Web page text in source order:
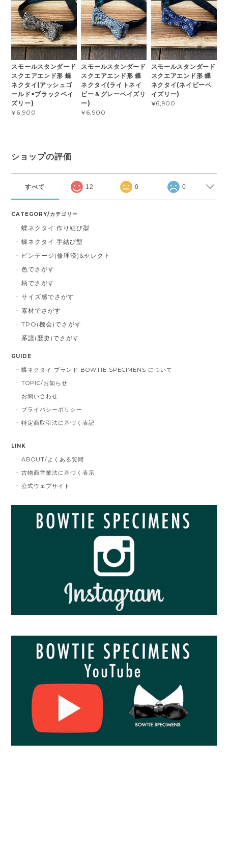
スモールスタンダード
スクエアエンド形 蝶
ネクタイ(アッシュゴ
ールド×ブラックペイ
ズリー)
¥6,900
スモールスタンダード
スクエアエンド形 蝶
ネクタイ(ライトネイ
ビー＆グレーペイズリ
ー)
¥6,900
スモールスタンダード
スクエアエンド形 蝶
ネクタイ(ネイビーペ
イズリー)
¥6,900
ショップの評価
すべて 12 0 0
CATEGORY/カテゴリー
蝶ネクタイ 作り結び型
蝶ネクタイ 手結び型
ビンテージ(修理済)&セレクト
色でさがす
柄でさがす
サイズ感でさがす
素材でさがす
TPO(機会)でさがす
系譜(歴史)でさがす
GUIDE
蝶ネクタイ ブランド BOWTIE SPECIMENS について
TOPIC/お知らせ
お問い合わせ
プライバシーポリシー
特定商取引法に基づく表記
LINK
ABOUT/よくある質問
古物商営業法に基づく表示
公式ウェブサイト